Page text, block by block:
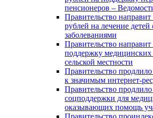
пенсионеров –
Правительство
рублей на лечение
заболеваниями
Правительство
поддержку медицинских
сельской местности
Правительство
к значимым интернет-
Правительство
соцподдержки для
оказывающих помощь
Правительство